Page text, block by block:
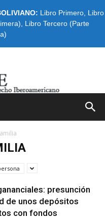
Libro Primero Libro
Libro Tercero (Parte
presunción
de unos depósitos
con fondos